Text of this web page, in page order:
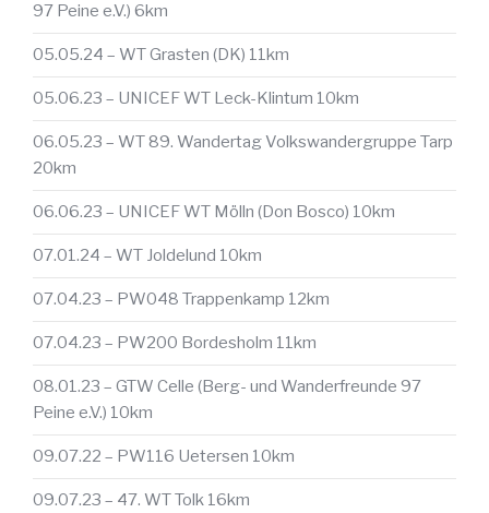
97 Peine e.V.) 6km
05.05.24 – WT Grasten (DK) 11km
05.06.23 – UNICEF WT Leck-Klintum 10km
06.05.23 – WT 89. Wandertag Volkswandergruppe Tarp
20km
06.06.23 – UNICEF WT Mölln (Don Bosco) 10km
07.01.24 – WT Joldelund 10km
07.04.23 – PW048 Trappenkamp 12km
07.04.23 – PW200 Bordesholm 11km
08.01.23 – GTW Celle (Berg- und Wanderfreunde 97
Peine e.V.) 10km
09.07.22 – PW116 Uetersen 10km
09.07.23 – 47. WT Tolk 16km